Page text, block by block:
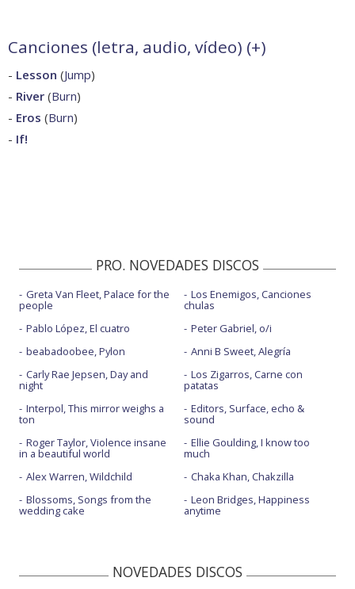
Canciones (letra, audio, vídeo) (+)
- Lesson (Jump)
- River (Burn)
- Eros (Burn)
- If!
PRO. NOVEDADES DISCOS
Greta Van Fleet, Palace for the
people
Pablo López, El cuatro
beabadoobee, Pylon
Carly Rae Jepsen, Day and
night
Interpol, This mirror weighs a
ton
Roger Taylor, Violence insane
in a beautiful world
Alex Warren, Wildchild
Blossoms, Songs from the
wedding cake
Los Enemigos, Canciones
chulas
Peter Gabriel, o/i
Anni B Sweet, Alegría
Los Zigarros, Carne con
patatas
Editors, Surface, echo &
sound
Ellie Goulding, I know too
much
Chaka Khan, Chakzilla
Leon Bridges, Happiness
anytime
NOVEDADES DISCOS